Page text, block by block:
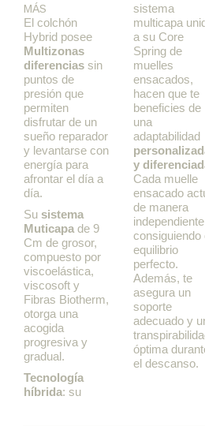
MÁS
El colchón
Hybrid posee
Multizonas
diferencias sin
puntos de
presión que
permiten
disfrutar de un
sueño reparador
y levantarse con
energía para
afrontar el día a
día.
Su sistema
Muticapa de 9
Cm de grosor,
compuesto por
viscoelástica,
viscosoft y
Fibras Biotherm,
otorga una
acogida
progresiva y
gradual.
Tecnología
híbrida: su
sistema
multicapa
a su Core
Spring de
muelles
ensacados,
hacen que te
beneficies de
una
adaptabilidad
y
Cada muelle
ensacado
de manera
independiente
consiguiendo
equilibrio
perfecto.
Además, te
asegura un
soporte
adecuado y
óptima
el descanso.